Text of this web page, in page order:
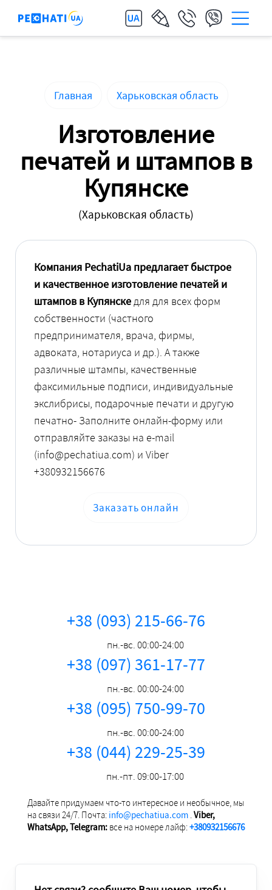
Изготовление
печатей и штампов в
Купянске
(Харьковская область)
Компания PechatiUa предлагает быстрое
и качественное изготовление печатей и
штампов в Купянскедля для всех форм
собственности (частного
предпринимателя, врача, фирмы,
адвоката, нотариуса и др.). А также
различные штампы, качественные
факсимильные подписи, индивидуальные
экслибрисы, подарочные печати и другую
печатно- Заполните онлайн-форму или
отправляйте заказы на e-mail
(info@pechatiua.com) и Viber
+380932156676
Заказать онлайн
Главная Харьковская область
+38 (093) 215-66-76
пн.-вс. 00:00-24:00
+38 (097) 361-17-77
пн.-вс. 00:00-24:00
+38 (095) 750-99-70
пн.-вс. 00:00-24:00
+38 (044) 229-25-39
пн.-пт. 09:00-17:00
Давайте придумаем что-то интересное и необычное, мы
на связи 24/7. Почта: info@pechatiua.com .Viber,
WhatsApp, Telegram: все на номере лайф:+380932156676